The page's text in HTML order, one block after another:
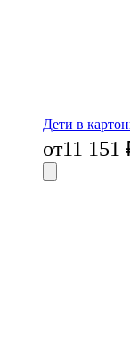
Дети в
от11 151